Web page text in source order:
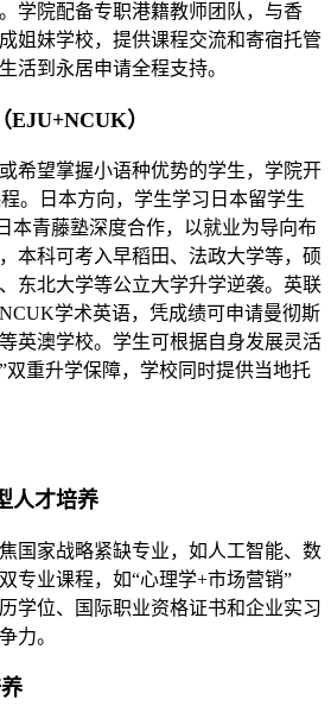
学院配备专职港籍教师团队，与香
姐妹学校，提供课程交流和寄宿托管
活到永居申请全程支持。
EJU+NCUK）
希望掌握小语种优势的学生，学院开
。日本方向，学生学习日本留学生
本青藤塾深度合作，以就业为导向布
本科可考入早稻田、法政大学等，硕
东北大学等公立大学升学逆袭。英联
学术英语，凭成绩可申请曼彻斯
英澳学校。学生可根据自身发展灵活
双重升学保障，学校同时提供当地托
人才培养
国家战略紧缺专业，如人工智能、数
专业课程，如“心理学+市场营销”
学位、国际职业资格证书和企业实习
力。